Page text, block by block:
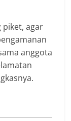
piket, agar
anggota